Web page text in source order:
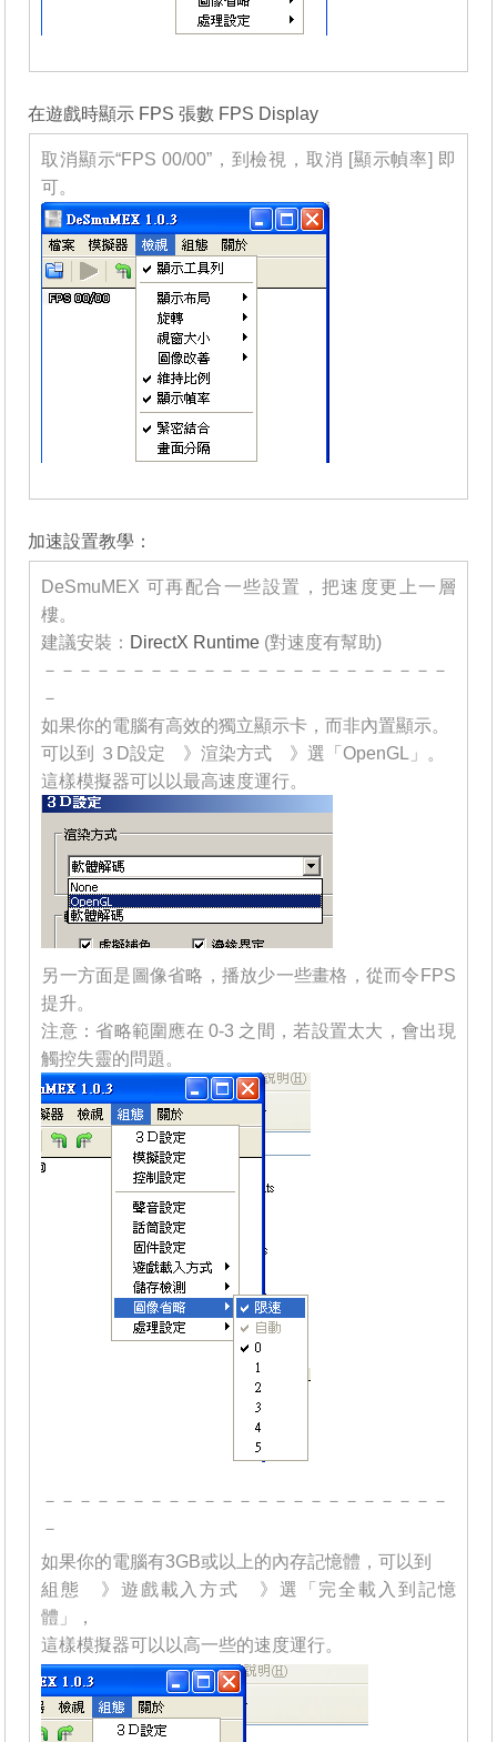
在遊戲時顯示 FPS 張數 FPS Display
取消顯示“FPS 00/00”，到檢視，取消 [顯示幀率] 即
可。
加速設置教學：
DeSmuMEX 可再配合一些設置，把速度更上一層
樓。
建議安裝： DirectX Runtime (對速度有幫助)
－－－－－－－－－－－－－－－－－－－－－－－
－
如果你的電腦有高效的獨立顯示卡，而非內置顯示。
可以到 ３D設定 》渲染方式 》選「OpenGL」。
這樣模擬器可以以最高速度運行。
另一方面是圖像省略，播放少一些畫格，從而令FPS
提升。
注意：省略範圍應在 0-3 之間，若設置太大，會出現
觸控失靈的問題。
－－－－－－－－－－－－－－－－－－－－－－－
－
如果你的電腦有3GB或以上的內存記憶體，可以到
組態 》遊戲載入方式 》選「完全載入到記憶
體」，
這樣模擬器可以以高一些的速度運行。